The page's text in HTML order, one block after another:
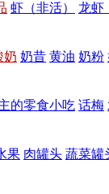
虾（非活） 龙虾
奶 奶昔 黄油 奶粉
的零食小吃 话梅
果 肉罐头 蔬菜罐